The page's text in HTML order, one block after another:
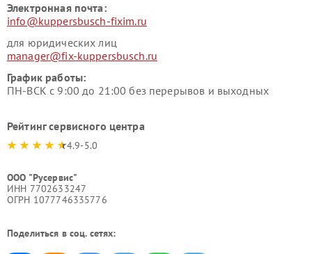
Электронная почта:
info@kuppersbusch-fixim.ru
для юридических лиц
manager@fix-kuppersbusch.ru
График работы:
ПН-ВСК с 9:00 до 21:00 без перерывов и выходных
Рейтинг сервисного центра
4.9-5.0
ООО "Русервис"
ИНН 7702633247
ОГРН 1077746335776
Поделиться в соц. сетях: